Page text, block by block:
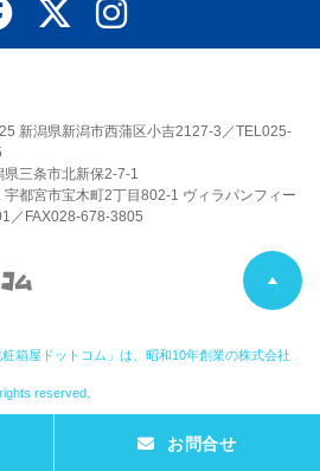
新潟県新潟市西蒲区小吉2127-3／TEL025-
県三条市北新保2-7-1
宇都宮市宝木町2丁目802-1 ヴィラパンフィー
／FAX028-678-3805
P
箱屋ドットコム」は、昭和10年創業の株式会社
reserved.
お問合せ